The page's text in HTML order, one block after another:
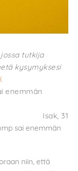
tutkija
kysymyksesi
.
enemmän
Isak, 31
sai enemmän
niin, että